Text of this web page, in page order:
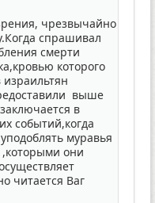
чрезвычайно
спрашивал
смерти
которого
выше
в
событий,когда
муравья
,которыми они
читается Ваг